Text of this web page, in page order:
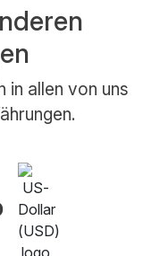
in allen von uns